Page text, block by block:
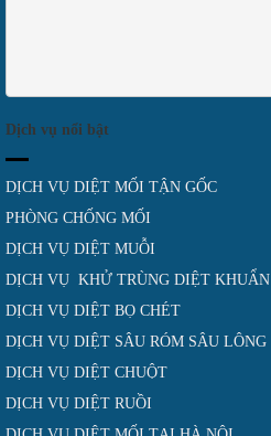
Dịch vụ nổi bật
DỊCH VỤ DIỆT MỐI TẬN GỐC
PHÒNG CHỐNG MỐI
DỊCH VỤ DIỆT MUỖI
DỊCH VỤ KHỬ TRÙNG DIỆT KHUẨN
DỊCH VỤ DIỆT BỌ CHÉT
DỊCH VỤ DIỆT SÂU RÓM SÂU LÔNG
DỊCH VỤ DIỆT CHUỘT
DỊCH VỤ DIỆT RUỒI